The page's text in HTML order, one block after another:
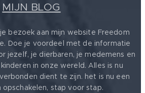
MIJN BLOG
bezoek aan mijn website Freedom
Doe je voordeel met de informatie
jezelf, je dierbaren, je medemens en
in onze wereld. Alles is nu
dient te zijn. het is nu een
opschakelen, stap voor stap.